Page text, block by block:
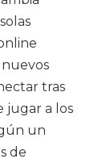
tras
jugar a los
un
de